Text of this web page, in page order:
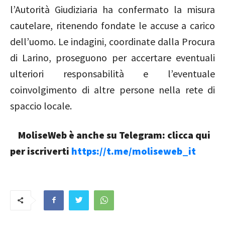
l’Autorità Giudiziaria ha confermato la misura
cautelare, ritenendo fondate le accuse a carico
dell’uomo. Le indagini, coordinate dalla Procura
di Larino, proseguono per accertare eventuali
ulteriori responsabilità e l’eventuale
coinvolgimento di altre persone nella rete di
spaccio locale.
MoliseWeb è anche su Telegram: clicca qui
per iscriverti https://t.me/moliseweb_it